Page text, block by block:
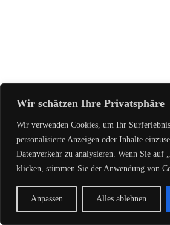
Wir schätzen Ihre Privatsphäre
Wir verwenden Cookies, um Ihr
personalisierte Anzeigen oder Inhalte
Datenverkehr zu analysieren. Wenn Sie auf
klicken, stimmen Sie der Anwendung von
Anpassen Alles ablehnen